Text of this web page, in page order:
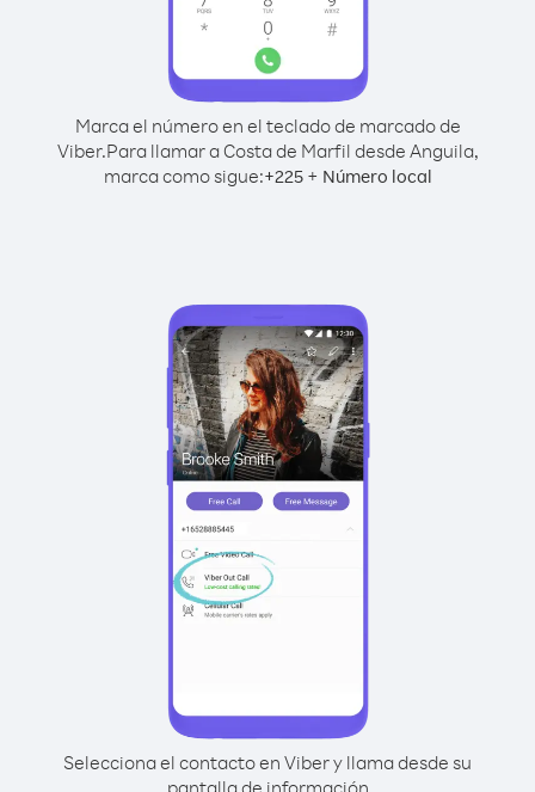
Marca el número en el teclado de marcado de
Viber.Para llamar a Costa de Marfil desde Anguila,
marca como sigue:+225+ Número local
Selecciona el contacto en Viber y llama desde su
pantalla de información